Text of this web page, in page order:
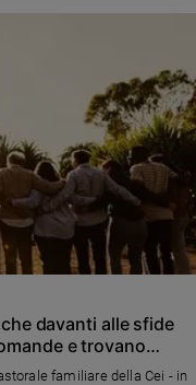
davanti alle sfide
e trovano
familiare della Cei - in